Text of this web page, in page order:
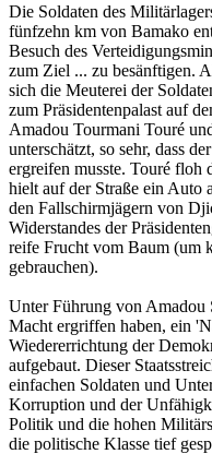
Die Soldaten des
fünfzehn km von Bamako
Besuch des
zum Ziel ... zu besänftigen.
sich die Meuterei der
zum Präsidentenpalast auf
Amadou Tourmani Touré
unterschätzt, so sehr, dass
ergreifen musste. Touré floh
hielt auf der Straße ein Auto
den Fallschirmjägern von
Widerstandes der
reife Frucht vom Baum (um
gebrauchen).
Unter Führung von Amadou
Macht ergriffen haben, ein
Wiedererrichtung der
aufgebaut. Dieser
einfachen Soldaten und
Korruption und der
Politik und die hohen
die politische Klasse tief